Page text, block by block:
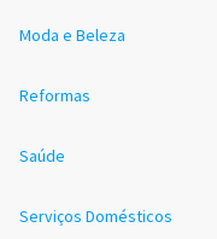
Moda e Beleza
Reformas
Saúde
Serviços Domésticos